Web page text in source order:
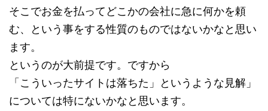
そこでお金を払ってどこかの会社に急に何かを頼
む、という事をする性質のものではないかなと思い
ます。
というのが大前提です。ですから
「こういったサイトは落ちた」というような見解」
については特にないかなと思います。